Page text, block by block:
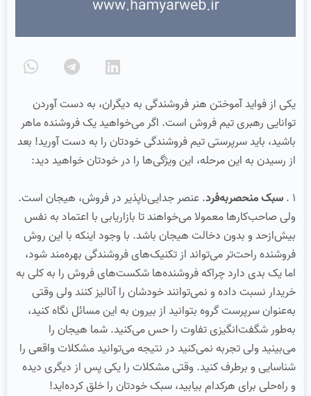
یکی از فواید آموختن هنر فروشندگی به دیگران، به دست آوردن
توانایی رهبری تیم فروش است. اگر می‌خواهید یک فروشنده ماهر
باشید، باید سرپرستی تیم فروشندگی خودتان را به دست آورید! بعد
از رسیدن به این مرحله، این ویژگی‌ها را در خودتان خواهید دید:
1 . سبک منحصربه‌فرد. عنصر جدایی‌ناپذیر در فروش، هیجان است.
ولی صاحب‌کارها معمولا می‌خواهند تا بازاریابی با اعتماد به نفس
بیش‌از‌حد و بدون دخالت هیجان باشد. با وجود اینکه با این روش
فروشنده راحت‌تر می‌تواند از تکنیک‌های فروشندگی بهره‌مند شود،
اما یک بدی دارد چراکه فروشنده‌ها شکست‌های فروش را به کلی به
خریدار نسبت داده و نمی‌توانند خودشان را آنالیز کنند ولی وقتی
به‌عنوان سرپرست گروه بتوانید از بیرون به این مسائل نگاه کنید،
به‌طور شگفت‌انگیزی تفاوت را حس می‌کنید. شما هیجان را
می‌بینید ولی تجربه نمی‌کنید در نتیجه می‌توانید مشکلات واقعی را
شناسایی و برطرف کنید. وقتی مشکلات را یکی پس از دیگری دیده
و راه‌حلی برای هرکدام بیابید، سبک خودتان را خلق کرده‌اید!